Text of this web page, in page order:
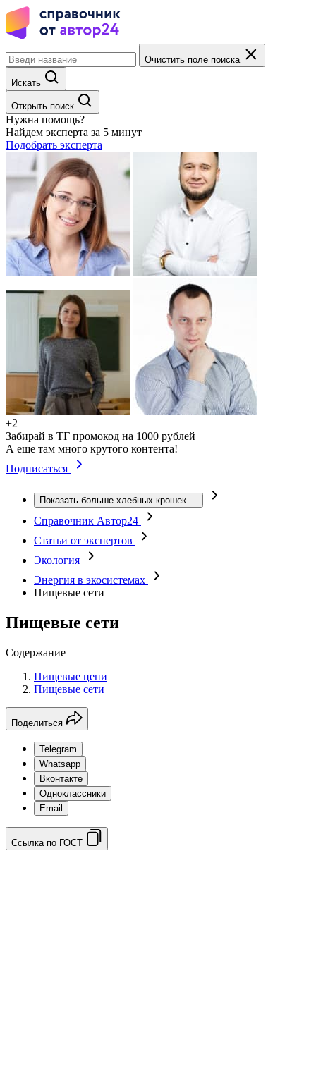
Очистить поле поиска
Искать
Открыть поиск
Нужна помощь?
Найдем эксперта за 5 минут
Подобрать эксперта
+2
Забирай в ТГ промокод на 1000 рублей
А еще там много крутого контента!
Подписаться
Показать больше хлебных крошек ...
Справочник Автор24
Статьи от экспертов
Экология
Энергия в экосистемах
Пищевые сети
Пищевые сети
Содержание
Пищевые цепи
Пищевые сети
Поделиться
Telegram
Whatsapp
Вконтакте
Одноклассники
Email
Ссылка по ГОСТ